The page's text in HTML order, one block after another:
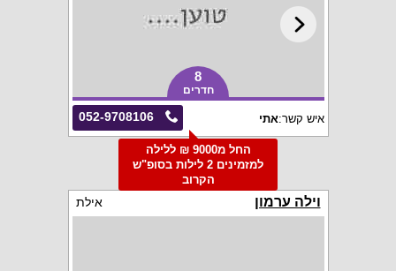
8
חדרים
052-9708106 איש קשר:אתי
החל מ9000 ₪ ללילה
למזמינים 2 לילות בסופ"ש
הקרוב
וילה ערמון אילת